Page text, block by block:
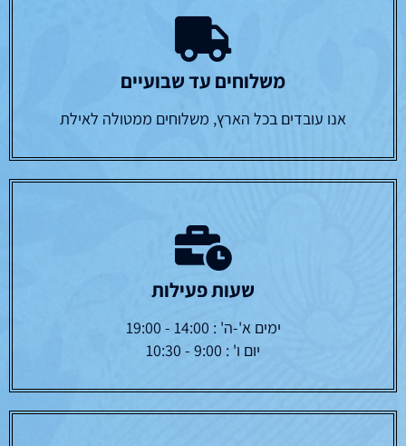
משלוחים עד שבועיים
אנו עובדים בכל הארץ, משלוחים ממטולה לאילת
שעות פעילות
ימים א'-ה' : 14:00 - 19:00
יום ו' : 9:00 - 10:30